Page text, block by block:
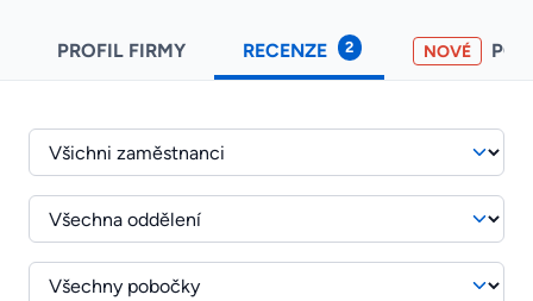
PROFIL FIRMY RECENZE 2 NOVÉ